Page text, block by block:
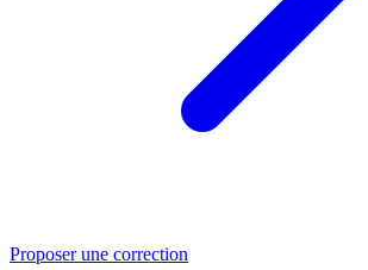
Proposer une correction